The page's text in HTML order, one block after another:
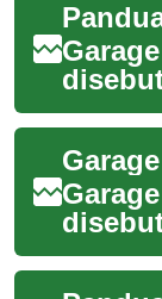
loak
dari
sale